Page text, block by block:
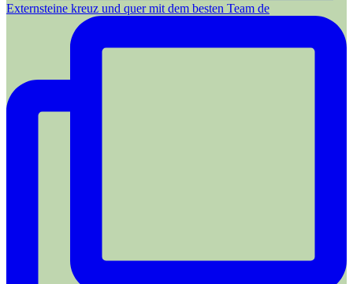
Externsteine kreuz und quer mit dem besten Team de